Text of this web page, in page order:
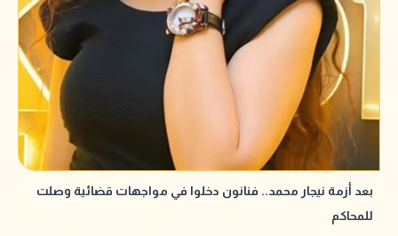
بعد أزمة نيجار محمد.. فنانون دخلوا في مواجهات قضائية وصلت
للمحاكم